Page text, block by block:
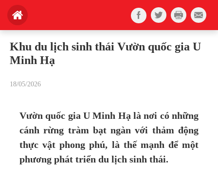
Khu du lịch sinh thái Vườn quốc gia U
Minh Hạ
18/05/2026
Vườn quốc gia U Minh Hạ là nơi có những
cánh rừng tràm bạt ngàn với thảm động
thực vật phong phú, là thế mạnh để một
phương phát triển du lịch sinh thái.